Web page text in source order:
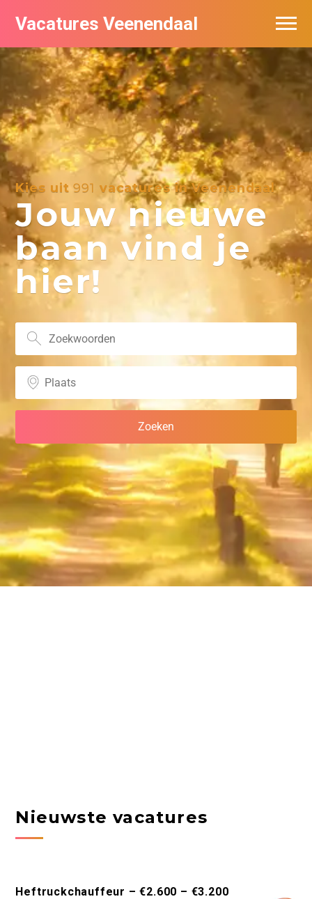
Vacatures Veenendaal
Kies uit991 vacatures in Veenendaal
Jouw nieuwe
baan vind je
hier!
Nieuwste vacatures
Heftruckchauffeur – €2.600 – €3.200
Vacatures per bedrijf in Veendaal